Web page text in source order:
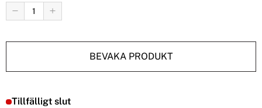
BEVAKA PRODUKT
Tillfälligt slut